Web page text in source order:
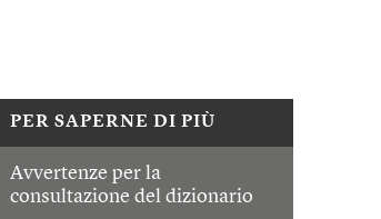
PER SAPERNE DI PIÙ
Avvertenze per la
consultazione del dizionario